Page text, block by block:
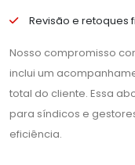
Revisão e retoques
Nosso compromisso
inclui um
total do cliente. Essa
para síndicos e
eficiência.